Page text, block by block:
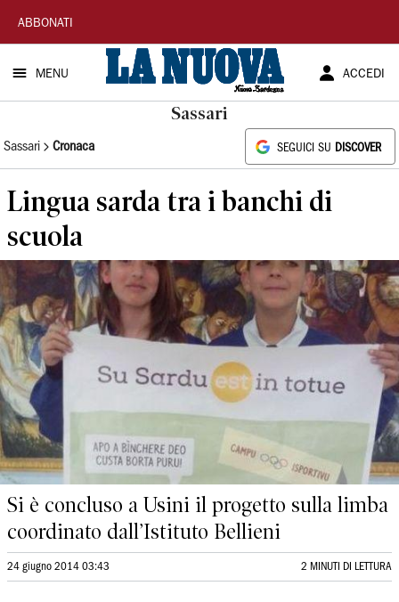
La
Nuova
Sardegna
ABBONATI
MENU ACCEDI
Sassari
Sassari Cronaca SEGUICI SU DISCOVER
Lingua sarda tra i banchi di
scuola
Si è concluso a Usini il progetto sulla limba
coordinato dall’Istituto Bellieni
24 giugno 2014 03:43 2 MINUTI DI LETTURA